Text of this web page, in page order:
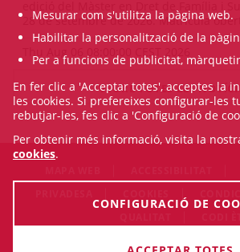
28 de setembre de 2026. Matrícula
Thu Aug 06 08:00:00 CEST 2026
VEURE TOTES LES
© Sun Aug 09 10:42:47 CEST 2026
Mesurar com s'utilitza la pàgina web.
Habilitar la personalització de la
Per a funcions de publicitat,
En fer clic a 'Acceptar totes', acceptes la
les cookies. Si prefereixes configurar-les
rebutjar-les, fes clic a 'Configuració de
Per obtenir més informació, visita la
cookies.
CONFIGURACIÓ DE